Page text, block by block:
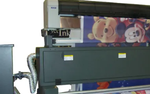
CHÚNG
TIN
TỨC